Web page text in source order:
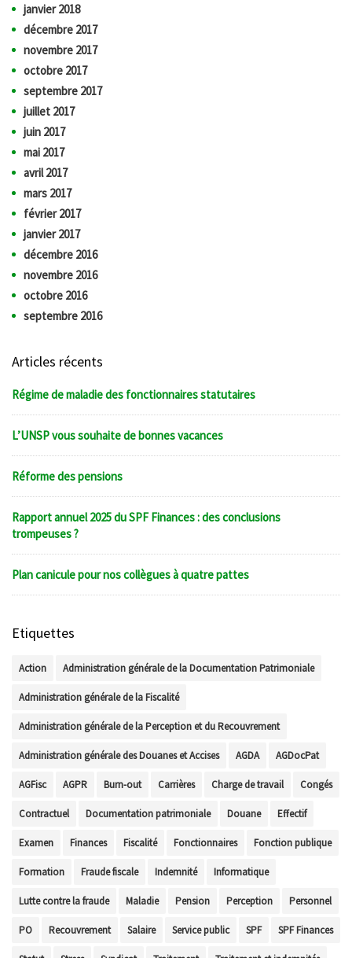
janvier 2018
décembre 2017
novembre 2017
octobre 2017
septembre 2017
juillet 2017
juin 2017
mai 2017
avril 2017
mars 2017
février 2017
janvier 2017
décembre 2016
novembre 2016
octobre 2016
septembre 2016
Articles récents
Régime de maladie des fonctionnaires statutaires
L’UNSP vous souhaite de bonnes vacances
Réforme des pensions
Rapport annuel 2025 du SPF Finances : des conclusions
trompeuses ?
Plan canicule pour nos collègues à quatre pattes
Etiquettes
Action Administration générale de la Documentation Patrimoniale
Administration générale de la Fiscalité
Administration générale de la Perception et du Recouvrement
Administration générale des Douanes et Accises AGDA AGDocPat
AGFisc AGPR Burn-out Carrières Charge de travail Congés
Contractuel Documentation patrimoniale Douane Effectif
Examen Finances Fiscalité Fonctionnaires Fonction publique
Formation Fraude fiscale Indemnité Informatique
Lutte contre la fraude Maladie Pension Perception Personnel
PO Recouvrement Salaire Service public SPF SPF Finances